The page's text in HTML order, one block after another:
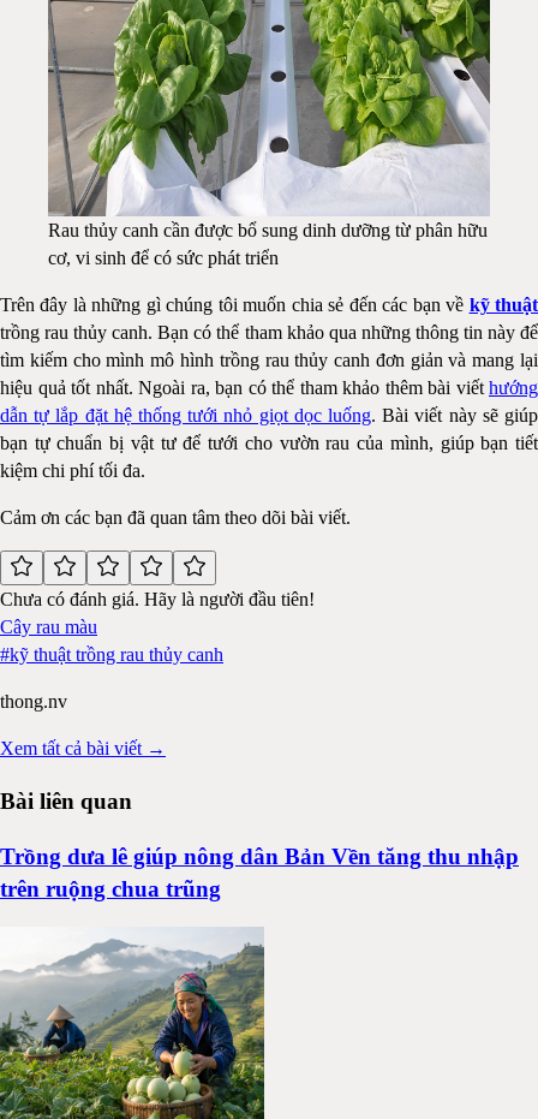
Rau thủy canh cần được bổ sung dinh dưỡng từ phân hữu
cơ, vi sinh để có sức phát triển
Trên đây là những gì chúng tôi muốn chia sẻ đến các bạn về kỹ thuật
trồng rau thủy canh. Bạn có thể tham khảo qua những thông tin này để
tìm kiếm cho mình mô hình trồng rau thủy canh đơn giản và mang lại
hiệu quả tốt nhất. Ngoài ra, bạn có thể tham khảo thêm bài viết hướng
dẫn tự lắp đặt hệ thống tưới nhỏ giọt dọc luống. Bài viết này sẽ giúp
bạn tự chuẩn bị vật tư để tưới cho vườn rau của mình, giúp bạn tiết
kiệm chi phí tối đa.
Cảm ơn các bạn đã quan tâm theo dõi bài viết.
Chưa có đánh giá. Hãy là người đầu tiên!
Cây rau màu
#kỹ thuật trồng rau thủy canh
thong.nv
Xem tất cả bài viết →
Bài liên quan
Trồng dưa lê giúp nông dân Bản Vền tăng thu nhập
trên ruộng chua trũng